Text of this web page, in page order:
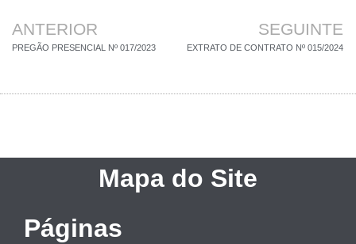
ANTERIOR
PREGÃO PRESENCIAL Nº 017/2023
SEGUINTE
EXTRATO DE CONTRATO Nº 015/2024
Mapa do Site
Páginas